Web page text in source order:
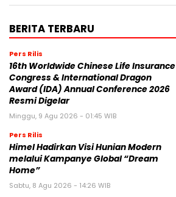
BERITA TERBARU
Pers Rilis
16th Worldwide Chinese Life Insurance
Congress & International Dragon
Award (IDA) Annual Conference 2026
Resmi Digelar
Minggu, 9 Agu 2026 - 01:45 WIB
Pers Rilis
Himel Hadirkan Visi Hunian Modern
melalui Kampanye Global “Dream
Home”
Sabtu, 8 Agu 2026 - 14:26 WIB